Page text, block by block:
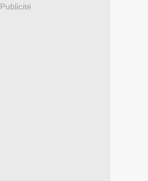
Publicité